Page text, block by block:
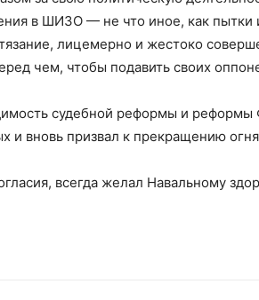
в ШИЗО — не что иное, как пытки
лицемерно и жестоко
чем, чтобы подавить своих
судебной реформы и
и вновь призвал к прекращению
всегда желал Навальному